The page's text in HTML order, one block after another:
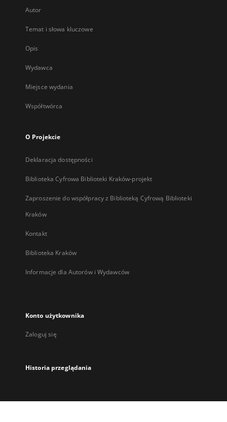
Autor
Temat i słowa kluczowe
Opis
Wydawca
Miejsce wydania
Współtwórca
O Projekcie
Deklaracja dostępności
Biblioteka Cyfrowa Biblioteki Kraków-projekt
Zaproszenie do współpracy z Biblioteką Cyfrową Biblioteki
Kraków
Kontakt
Biblioteka Kraków
Informacje dla Autorów i Wydawców
Konto użytkownika
Zaloguj się
Historia przeglądania